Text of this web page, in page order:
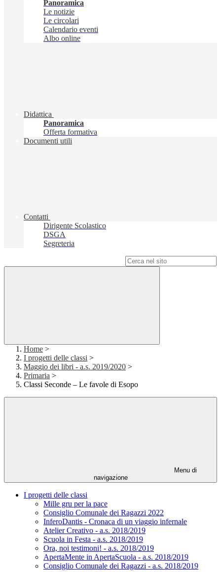
Panoramica
Le notizie
Le circolari
Calendario eventi
Albo online
Didattica
Panoramica
Offerta formativa
Documenti utili
Contatti
Dirigente Scolastico
DSGA
Segreteria
Home >
I progetti delle classi >
Maggio dei libri - a.s. 2019/2020 >
Primaria >
Classi Seconde – Le favole di Esopo
Menu di
navigazione
I progetti delle classi
Mille gru per la pace
Consiglio Comunale dei Ragazzi 2022
InferoDantis - Cronaca di un viaggio infernale
Atelier Creativo - a.s. 2018/2019
Scuola in Festa - a.s. 2018/2019
Ora, noi testimoni! - a.s. 2018/2019
ApertaMente in ApertaScuola - a.s. 2018/2019
Consiglio Comunale dei Ragazzi - a.s. 2018/2019